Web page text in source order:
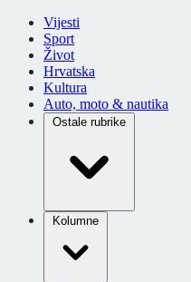
Vijesti
Sport
Život
Hrvatska
Kultura
Auto, moto & nautika
Ostale rubrike
Kolumne